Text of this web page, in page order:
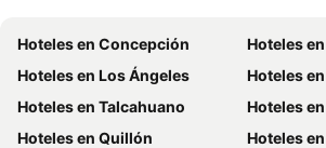
Hoteles en Concepción
Hoteles
Hoteles en Los Ángeles
Hoteles
Hoteles en Talcahuano
Hoteles
Hoteles en Quillón
Hoteles